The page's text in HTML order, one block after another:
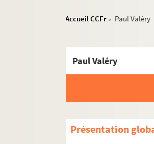
Accueil CCFr > Paul Valéry
Paul Valéry
Présentation